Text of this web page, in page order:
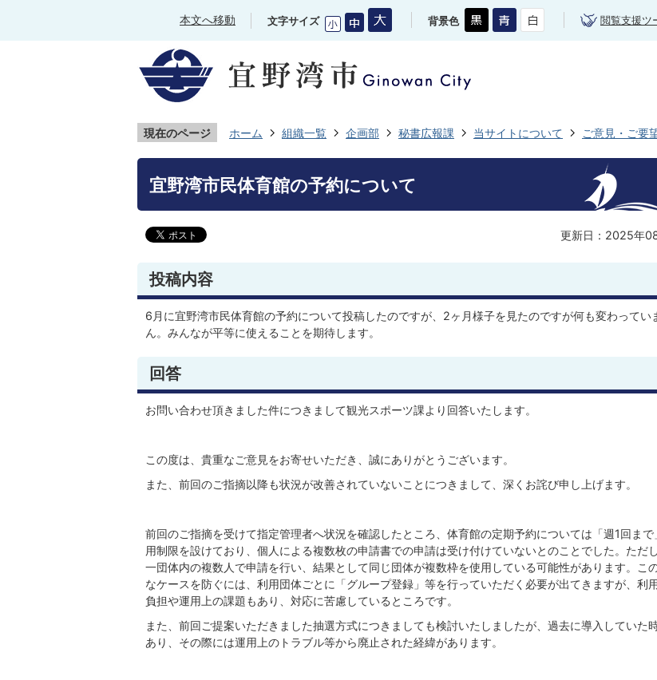
本文へ移動 文字サイズ 背景色 閲覧支援ツ
現在のページ ホーム 組織一覧 企画部 秘書広報課 当サイトについて ご意見・ご要
宜野湾市民体育館の予約について
更新日：2025年
投稿内容
6月に宜野湾市民体育館の予約について投稿したのですが、2ヶ月様子を見たのですが何も変わってい
ん。みんなが平等に使えることを期待します。
回答
お問い合わせ頂きました件につきまして観光スポーツ課より回答いたします。
この度は、貴重なご意見をお寄せいただき、誠にありがとうございます。
また、前回のご指摘以降も状況が改善されていないことにつきまして、深くお詫び申し上げます。
前回のご指摘を受けて指定管理者へ状況を確認したところ、体育館の定期予約については「週1回まで
用制限を設けており、個人による複数枚の申請書での申請は受け付けていないとのことでした。ただ
一団体内の複数人で申請を行い、結果として同じ団体が複数枠を使用している可能性があります。こ
なケースを防ぐには、利用団体ごとに「グループ登録」等を行っていただく必要が出てきますが、利
負担や運用上の課題もあり、対応に苦慮しているところです。
また、前回ご提案いただきました抽選方式につきましても検討いたしましたが、過去に導入していた
あり、その際には運用上のトラブル等から廃止された経緯があります。